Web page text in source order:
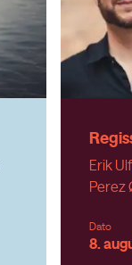
Erik
Perez
Dato
8.